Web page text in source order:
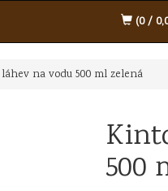
(0 /
na vodu 500 ml zelená
500